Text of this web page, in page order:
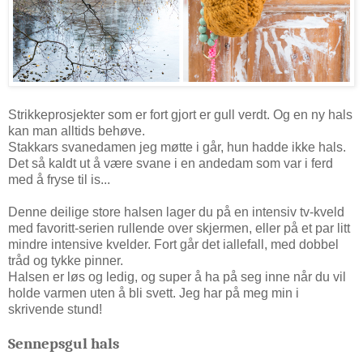
Strikkeprosjekter som er fort gjort er gull verdt. Og en ny hals
kan man alltids behøve.
Stakkars svanedamen jeg møtte i går, hun hadde ikke hals.
Det så kaldt ut å være svane i en andedam som var i ferd
med å fryse til is...
Denne deilige store halsen lager du på en intensiv tv-kveld
med favoritt-serien rullende over skjermen, eller på et par litt
mindre intensive kvelder. Fort går det iallefall, med dobbel
tråd og tykke pinner.
Halsen er løs og ledig, og super å ha på seg inne når du vil
holde varmen uten å bli svett. Jeg har på meg min i
skrivende stund!
Sennepsgul hals